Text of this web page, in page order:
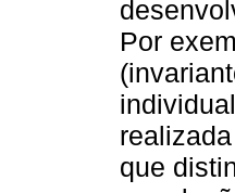
Por
que